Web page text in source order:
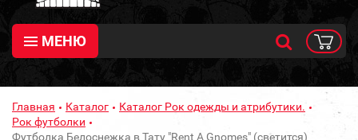
МЕНЮ
Главная Каталог
Каталог Рок одежды и атрибутики.
Рок футболки
Футболка Белоснежка в Тату "Rent A Gnomes" (светится)